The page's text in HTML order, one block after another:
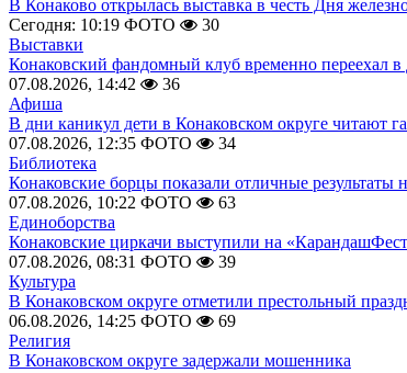
В Конаково открылась выставка в честь Дня
Сегодня: 10:19 ФОТО
30
Выставки
Конаковский фандомный клуб временно переехал
07.08.2026, 14:42
36
Афиша
В дни каникул дети в Конаковском округе читают
07.08.2026, 12:35 ФОТО
34
Библиотека
Конаковские борцы показали отличные
07.08.2026, 10:22 ФОТО
63
Единоборства
Конаковские циркачи выступили на
07.08.2026, 08:31 ФОТО
39
Культура
В Конаковском округе отметили престольный
06.08.2026, 14:25 ФОТО
69
Религия
В Конаковском округе задержали мошенника